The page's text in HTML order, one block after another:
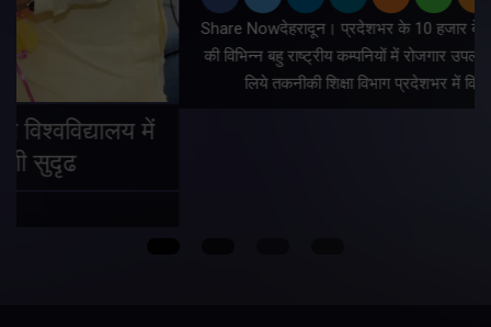
Share Nowदेहरादून। प्रदेशभर के 10 हजार बेरोजगार युवाओं को देशभर
की विभिन्न बहु राष्ट्रीय कम्पनियों में रोजगार उपलब्ध कराया जायेगा। इसके
लिये तकनीकी शिक्षा विभाग प्रदेशभर में विशेष रोजगार मेलों…